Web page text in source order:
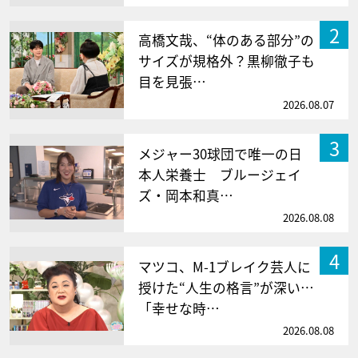
2
高橋文哉、“体のある部分”の
サイズが規格外？黒柳徹子も
目を見張…
2026.08.07
3
メジャー30球団で唯一の日
本人栄養士 ブルージェイ
ズ・岡本和真…
2026.08.08
4
マツコ、M-1ブレイク芸人に
授けた“人生の格言”が深い…
「幸せな時…
2026.08.08